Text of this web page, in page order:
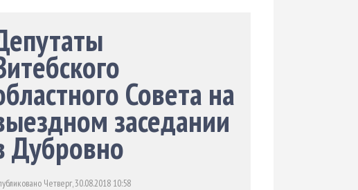
Совета на
заседании
Дубровно
Четверг, 30.08.2018 10:58